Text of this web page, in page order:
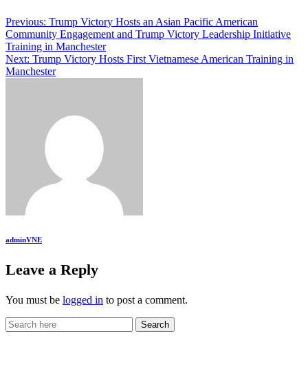
Post
navigation
Previous: Trump Victory Hosts an Asian Pacific American
Community Engagement and Trump Victory Leadership Initiative
Training in Manchester
Next: Trump Victory Hosts First Vietnamese American Training in
Manchester
adminVNE
Leave a Reply
You must be logged in to post a comment.